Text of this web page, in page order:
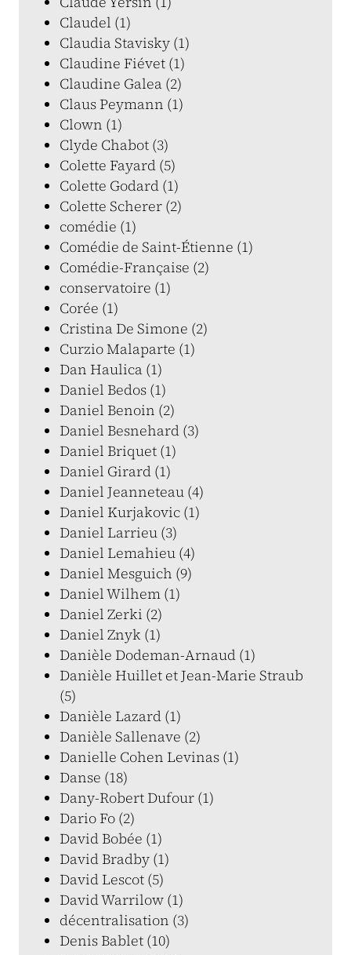
Claudel (1)
Claudia Stavisky (1)
Claudine Fiévet (1)
Claudine Galea (2)
Claus Peymann (1)
Clown (1)
Clyde Chabot (3)
Colette Fayard (5)
Colette Godard (1)
Colette Scherer (2)
comédie (1)
Comédie de Saint-Étienne (1)
Comédie-Française (2)
conservatoire (1)
Corée (1)
Cristina De Simone (2)
Curzio Malaparte (1)
Dan Haulica (1)
Daniel Bedos (1)
Daniel Benoin (2)
Daniel Besnehard (3)
Daniel Briquet (1)
Daniel Girard (1)
Daniel Jeanneteau (4)
Daniel Kurjakovic (1)
Daniel Larrieu (3)
Daniel Lemahieu (4)
Daniel Mesguich (9)
Daniel Wilhem (1)
Daniel Zerki (2)
Daniel Znyk (1)
Danièle Dodeman-Arnaud (1)
Danièle Huillet et Jean-Marie Straub
(5)
Danièle Lazard (1)
Danièle Sallenave (2)
Danielle Cohen Levinas (1)
Danse (18)
Dany-Robert Dufour (1)
Dario Fo (2)
David Bobée (1)
David Bradby (1)
David Lescot (5)
David Warrilow (1)
décentralisation (3)
Denis Bablet (10)